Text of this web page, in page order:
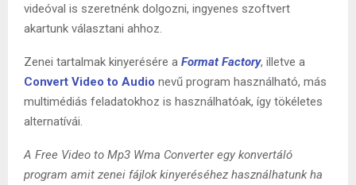
videóval is szeretnénk dolgozni, ingyenes szoftvert
akartunk választani ahhoz.
Zenei tartalmak kinyerésére a Format Factory, illetve a
Convert Video to Audio nevű program használható, más
multimédiás feladatokhoz is használhatóak, így tökéletes
alternatívái.
A Free Video to Mp3 Wma Converter egy konvertáló
program amit zenei fájlok kinyeréséhez használhatunk ha